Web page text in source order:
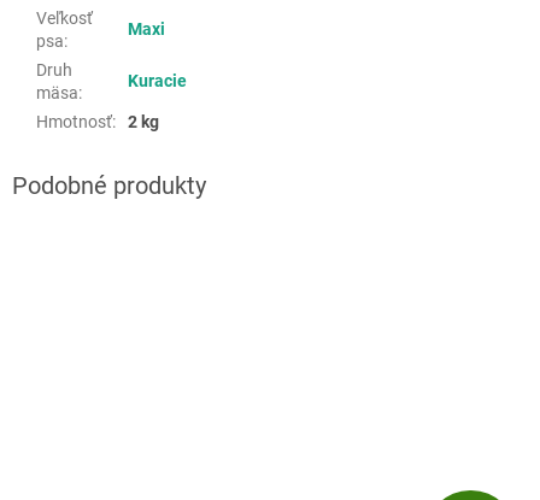
Veľkosť
psa:
Maxi
Druh
mäsa:
Kuracie
Hmotnosť: 2 kg